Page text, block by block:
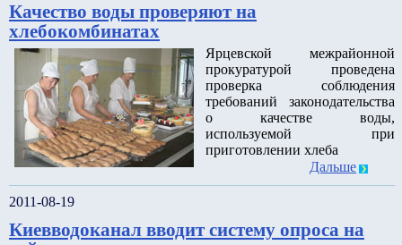
Качество воды проверяют на
хлебокомбинатах
Ярцевской межрайонной
прокуратурой проведена
проверка соблюдения
требований законодательства
о качестве воды,
используемой при
приготовлении хлеба
Дальше
2011-08-19
Киевводоканал вводит систему опроса на